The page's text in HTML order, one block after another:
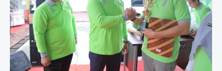
Seleksi
Sekolah
Kedinasan